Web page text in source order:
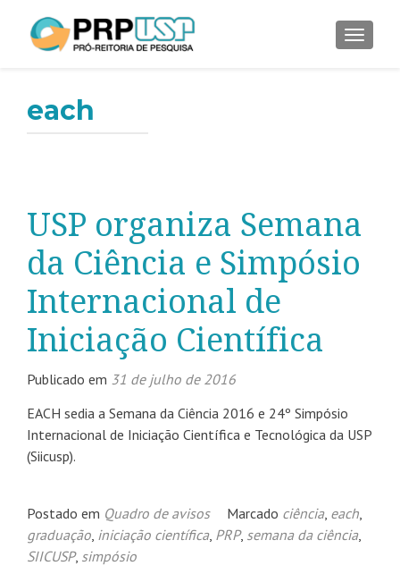
each
USP organiza Semana
da Ciência e Simpósio
Internacional de
Iniciação Científica
Publicado em 31 de julho de 2016
EACH sedia a Semana da Ciência 2016 e 24º Simpósio
Internacional de Iniciação Científica e Tecnológica da USP
(Siicusp).
Postado em Quadro de avisos Marcado ciência, each,
graduação, iniciação científica, PRP, semana da ciência,
SIICUSP, simpósio